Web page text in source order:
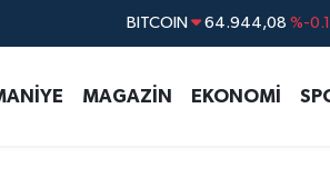
DOLAR 47,7436
EURO 55,2510
MAGAZİN EKONOMİ